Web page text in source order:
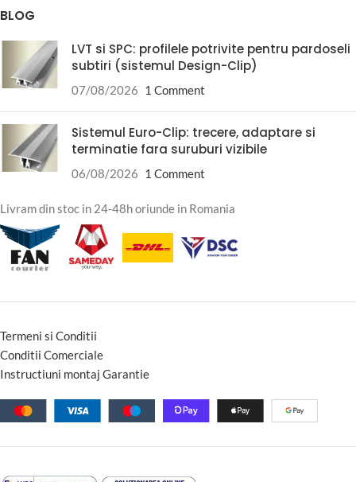
BLOG
LVT si SPC: profilele potrivite pentru pardoseli
subtiri (sistemul Design-Clip)
07/08/2026 1 Comment
Sistemul Euro-Clip: trecere, adaptare si
terminatie fara suruburi vizibile
06/08/2026 1 Comment
Livram din stoc in 24-48h oriunde in Romania
Termeni si Conditii
Conditii Comerciale
Instructiuni montaj Garantie